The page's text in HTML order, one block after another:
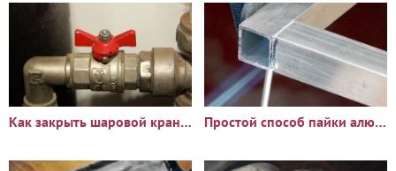
Как закрыть шаровой кран, если он заклинил Простой способ пайки алюминия